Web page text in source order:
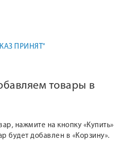
ПРИНЯТ"
товары в
нажмите на кнопку «Купить»
будет добавлен в «Корзину».